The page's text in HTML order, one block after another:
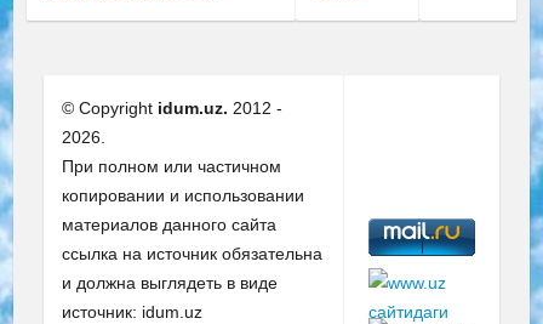
© Copyright idum.uz. 2012 -
2026.
При полном или частичном
копировании и использовании
материалов данного сайта
ссылка на источник обязательна
и должна выглядеть в виде
источник: idum.uz